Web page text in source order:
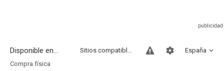
Disponible en... España
Sitios compatibles
Compra física